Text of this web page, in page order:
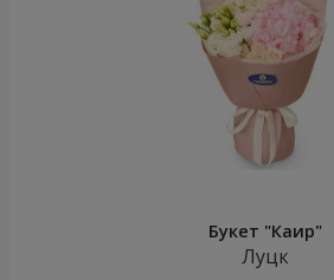
Букет "Каир"
Луцк